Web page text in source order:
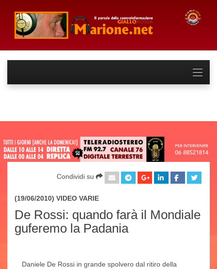
Condividi su
(19/06/2010) VIDEO VARIE
De Rossi: quando farà il Mondiale
guferemo la Padania
Daniele De Rossi in grande spolvero dal ritiro della